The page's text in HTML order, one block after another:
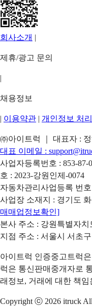
회사소개 |
제휴/광고 문의
|
채용정보
| 이용약관 | 개인정보 처
㈜아이트럭 ｜ 대표자 :
대표 이메일 :
사업자등록번호 : 853-87-
호 : 2023-강원인제-0074
자동차관리사업등록 번호
사업장 소재지 : 경기도
매매업정보확인]
본사 주소 : 강원특별자치
지점 주소 : 서울시 서초
아이트럭 인증중고트럭
럭은 통신판매중개자로
래정보, 거래에 대한 책
Copyright ⓒ 2026 itruck All